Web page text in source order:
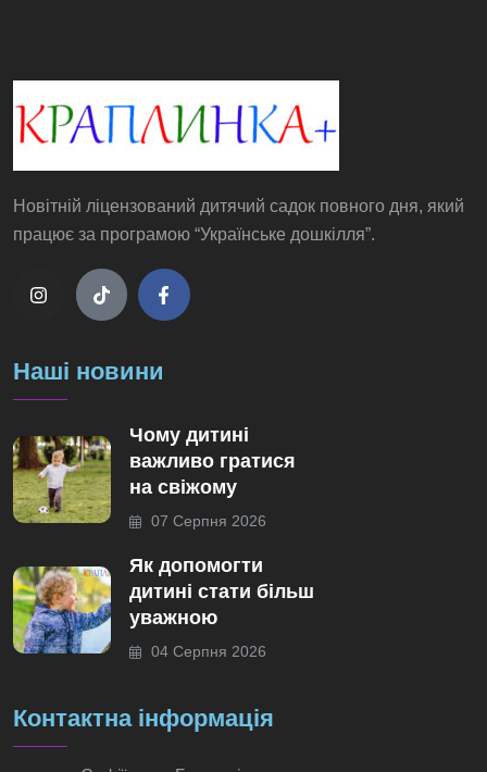
Новітній ліцензований дитячий садок повного дня, який
працює за програмою “Українське дошкілля”.
Наші новини
Чому дитині
важливо гратися
на свіжому
07 Серпня 2026
Як допомогти
дитині стати більш
уважною
04 Серпня 2026
Контактна інформація